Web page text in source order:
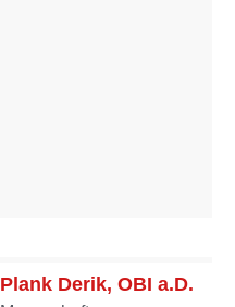
Mannschaft
Plank Derik, OBI a.D.